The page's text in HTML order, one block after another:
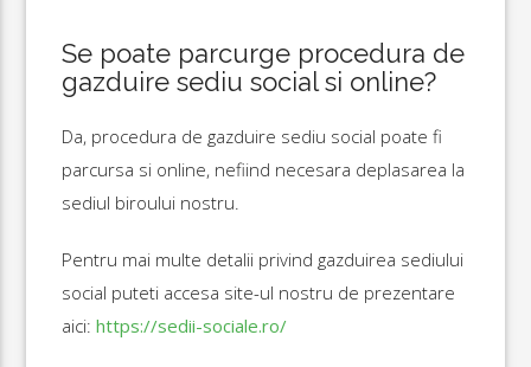
Se poate parcurge procedura de
gazduire sediu social si online?
Da, procedura de gazduire sediu social poate fi
parcursa si online, nefiind necesara deplasarea la
sediul biroului nostru.
Pentru mai multe detalii privind gazduirea sediului
social puteti accesa site-ul nostru de prezentare
aici:https://sedii-sociale.ro/